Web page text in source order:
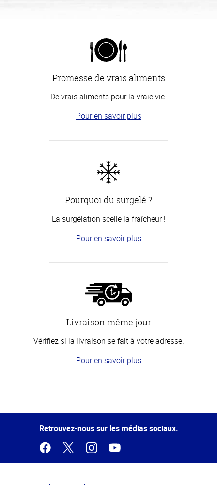
Promesse de vrais aliments
De vrais aliments pour la vraie vie.
Pour en savoir plus
Pourquoi du surgelé ?
La surgélation scelle la fraîcheur !
Pour en savoir plus
Livraison même jour
Vérifiez si la livraison se fait à votre adresse.
Pour en savoir plus
de la
Retrouvez-nous sur les médias sociaux.